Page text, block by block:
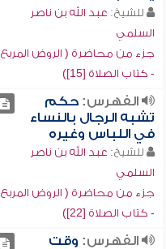
للشيخ: عبد الله بن ناصر
السلمي
جزء من محاضرة ( الروض المربع
- كتاب الصلاة [15])
الفهرس:حكم
تشبه الرجال بالنساء
في اللباس وغيره
للشيخ: عبد الله بن ناصر
السلمي
جزء من محاضرة ( الروض المربع
- كتاب الصلاة [22])
الفهرس: وقت